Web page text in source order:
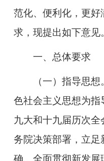
范化、便利化，更好
求，现提出如下意见
一、总体要求
（一）指导思想
色社会主义思想为
九大和十九届历次
务院决策部署，立
确、全面贯彻新发展